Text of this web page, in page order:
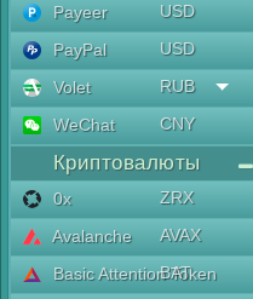
Payeer
USD
PayPal
USD
Volet
RUB
WeChat
CNY
Криптовалюты
0x
ZRX
Avalanche
AVAX
Basic Attention Token
BAT